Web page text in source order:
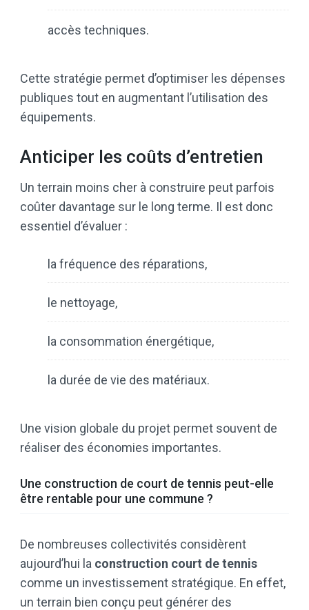
accès techniques.
Cette stratégie permet d’optimiser les dépenses
publiques tout en augmentant l’utilisation des
équipements.
Anticiper les coûts d’entretien
Un terrain moins cher à construire peut parfois
coûter davantage sur le long terme. Il est donc
essentiel d’évaluer :
la fréquence des réparations,
le nettoyage,
la consommation énergétique,
la durée de vie des matériaux.
Une vision globale du projet permet souvent de
réaliser des économies importantes.
Une construction de court de tennis peut-elle
être rentable pour une commune ?
De nombreuses collectivités considèrent
aujourd’hui la construction court de tennis
comme un investissement stratégique. En effet,
un terrain bien conçu peut générer des